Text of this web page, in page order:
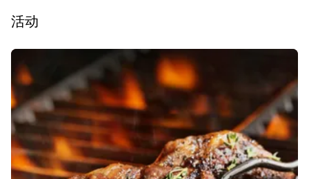
活动
幻灯片1 of4